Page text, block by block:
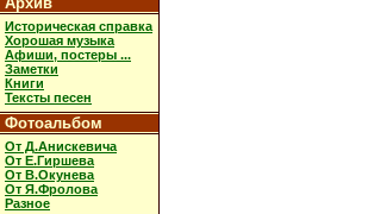
Историческая справка
Хорошая музыка
Афиши, постеры ...
Заметки
Книги
Тексты песен
Фотоальбом
От Д.Анискевича
От Е.Гиршева
От В.Окунева
От Я.Фролова
Разное